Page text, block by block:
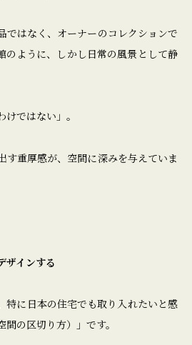
ではなく、オーナーのコレクションで
のように、しかし日常の風景として静
けではない」。
す重厚感が、空間に深みを与えていま
ザインする
特に日本の住宅でも取り入れたいと感
の区切り方）」です。